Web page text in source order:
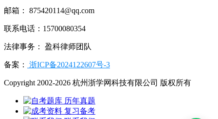
邮箱： 875420114@qq.com
联系电话：15700080354
法律事务： 盈科律师团队
备案： 浙ICP备2024122607号-3
Copyright 2002-2026 杭州浙学网科技有限公司 版权所有
历年真题
复习备考